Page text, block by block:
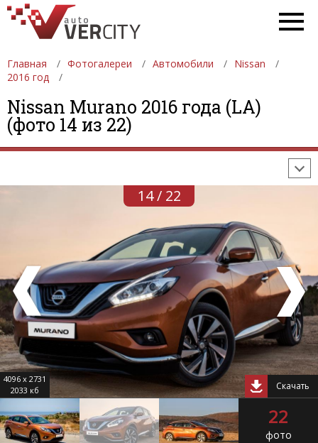
Главная Фотогалереи Автомобили
Nissan
2016 год
Nissan Murano 2016 года (LA)
(фото 14 из 22)
ФОТОГАЛЕРЕИ АВТОМОБИЛИ
ДЕВУШКИ
АВТОСАЛОНЫ
ФОРМУЛА-1
14 / 22
4096 x 2731
2033 кб
Скачать
22
фото